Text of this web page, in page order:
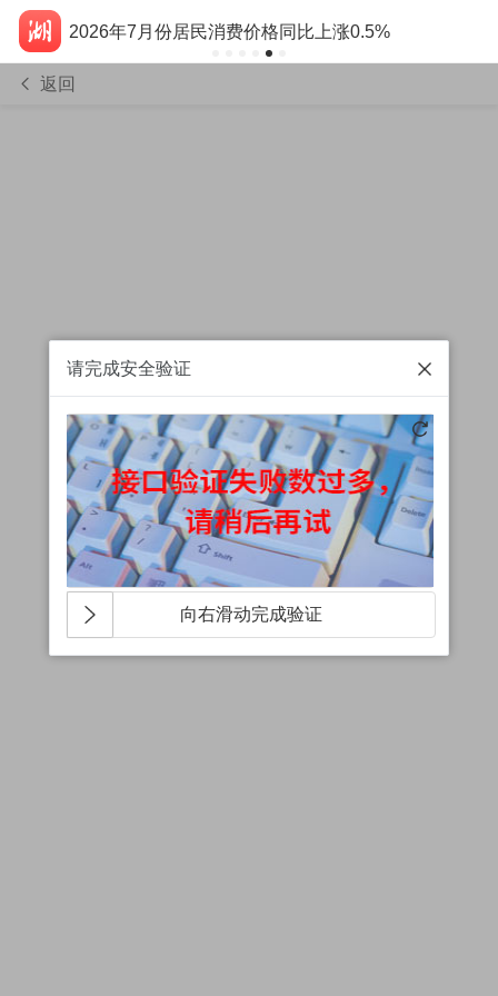
2026年7月份居民消费价格同比上涨0.5%
返回
请完成安全验证
向右滑动完成验证